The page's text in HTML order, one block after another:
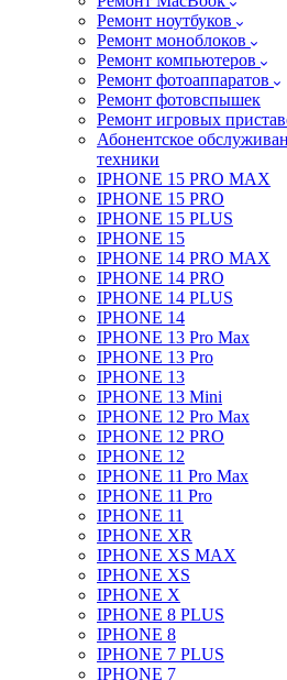
Ремонт ноутбуков
Ремонт моноблоков
Ремонт компьютеров
Ремонт фотоаппаратов
Ремонт фотовспышек
Ремонт игровых
Абонентское
техники
IPHONE 15 PRO MAX
IPHONE 15 PRO
IPHONE 15 PLUS
IPHONE 15
IPHONE 14 PRO MAX
IPHONE 14 PRO
IPHONE 14 PLUS
IPHONE 14
IPHONE 13 Pro Max
IPHONE 13 Pro
IPHONE 13
IPHONE 13 Mini
IPHONE 12 Pro Max
IPHONE 12 PRO
IPHONE 12
IPHONE 11 Pro Max
IPHONE 11 Pro
IPHONE 11
IPHONE XR
IPHONE XS MAX
IPHONE XS
IPHONE X
IPHONE 8 PLUS
IPHONE 8
IPHONE 7 PLUS
IPHONE 7